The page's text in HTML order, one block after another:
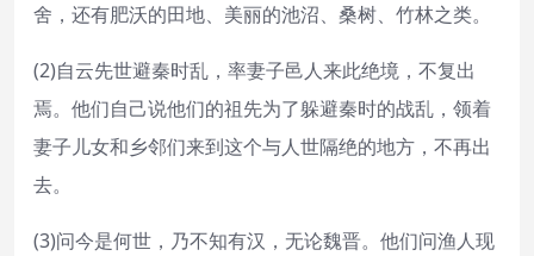
舍，还有肥沃的田地、美丽的池沼、桑树、竹林之类。
(2)自云先世避秦时乱，率妻子邑人来此绝境，不复出
焉。他们自己说他们的祖先为了躲避秦时的战乱，领着
妻子儿女和乡邻们来到这个与人世隔绝的地方，不再出
去。
(3)问今是何世，乃不知有汉，无论魏晋。他们问渔人现